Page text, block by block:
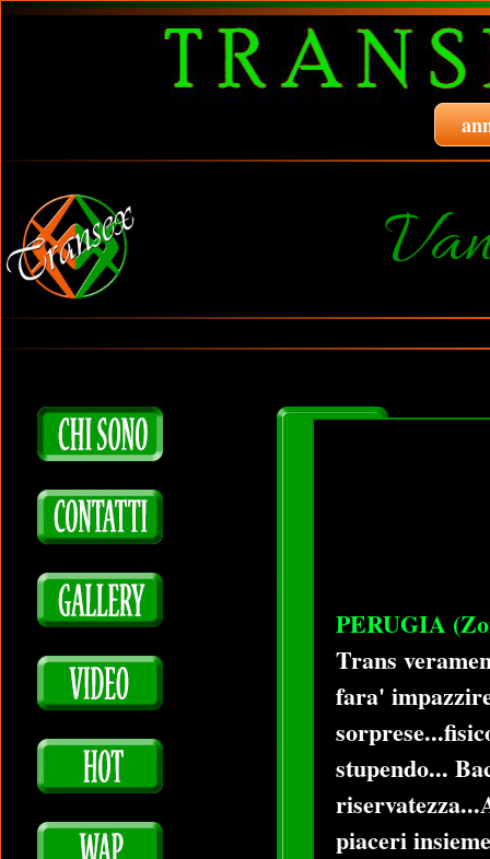
PERUGIA
Trans
fara'
stupendo...
piaceri